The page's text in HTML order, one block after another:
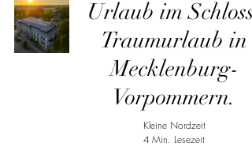
Urlaub im Schloss:
Traumurlaub in
Mecklenburg-
Vorpommern.
Kleine Nordzeit
4 Min. Lesezeit